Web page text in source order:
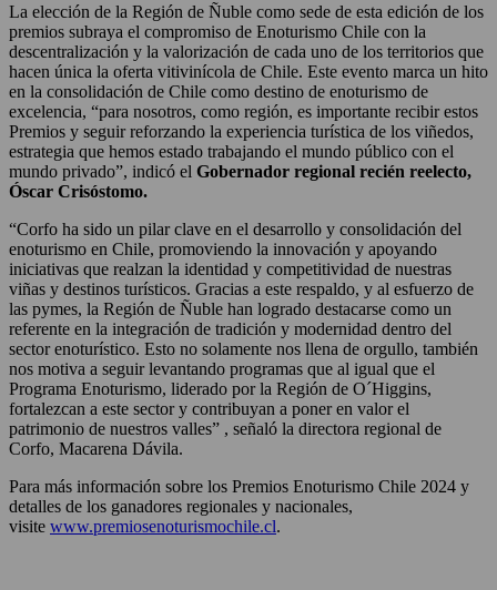
La elección de la Región de Ñuble como sede de esta edición de los
premios subraya el compromiso de Enoturismo Chile con la
descentralización y la valorización de cada uno de los territorios que
hacen única la oferta vitivinícola de Chile. Este evento marca un hito
en la consolidación de Chile como destino de enoturismo de
excelencia, “para nosotros, como región, es importante recibir estos
Premios y seguir reforzando la experiencia turística de los viñedos,
estrategia que hemos estado trabajando el mundo público con el
mundo privado”, indicó el Gobernador regional recién reelecto,
Óscar Crisóstomo.
“Corfo ha sido un pilar clave en el desarrollo y consolidación del
enoturismo en Chile, promoviendo la innovación y apoyando
iniciativas que realzan la identidad y competitividad de nuestras
viñas y destinos turísticos. Gracias a este respaldo, y al esfuerzo de
las pymes, la Región de Ñuble han logrado destacarse como un
referente en la integración de tradición y modernidad dentro del
sector enoturístico. Esto no solamente nos llena de orgullo, también
nos motiva a seguir levantando programas que al igual que el
Programa Enoturismo, liderado por la Región de O´Higgins,
fortalezcan a este sector y contribuyan a poner en valor el
patrimonio de nuestros valles” , señaló la directora regional de
Corfo, Macarena Dávila.
Para más información sobre los Premios Enoturismo Chile 2024 y
detalles de los ganadores regionales y nacionales,
visite www.premiosenoturismochile.cl.